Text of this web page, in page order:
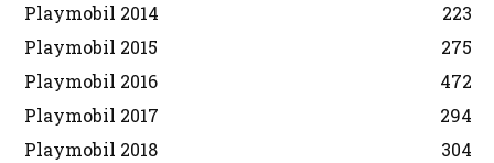
Playmobil 2014
223
Playmobil 2015
275
Playmobil 2016
472
Playmobil 2017
294
Playmobil 2018
304